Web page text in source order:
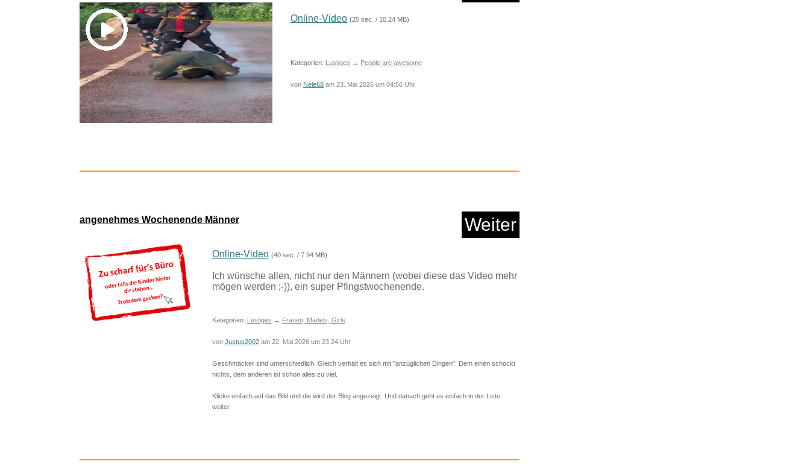
MOHINI DEY...
Marisol: (Un rayo de luz + Ha ...
Anzeige
Online-Video (25 sec. / 10.24 MB)
Kategorien: Lustiges → People are awesome
von Nele68 am 23. Mai 2026 um 04:56 Uhr
angenehmes Wochenende Männer Weiter
Online-Video (40 sec. / 7.94 MB)
Ich wünsche allen, nicht nur den Männern (wobei diese das Video mehr
mögen werden ;-)), ein super Pfingstwochenende.
Kategorien: Lustiges → Frauen, Mädels, Girls
von Justus2002am 22. Mai 2026 um 23:24 Uhr
Geschmäcker sind unterschiedlich. Gleich verhält es sich mit "anzüglichen Dingen". Dem einen schockt
nichts, dem anderen ist schon alles zu viel.
Klicke einfach auf das Bild und die wird der Blog angezeigt. Und danach geht es einfach in der Liste
weiter.